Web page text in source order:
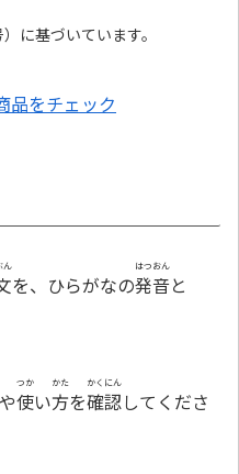
に基づいています。
品をチェック
ん
を、ひらがなの発音
はつおん
と
や使
つか
い方
かた
を確認
かくにん
してくださ